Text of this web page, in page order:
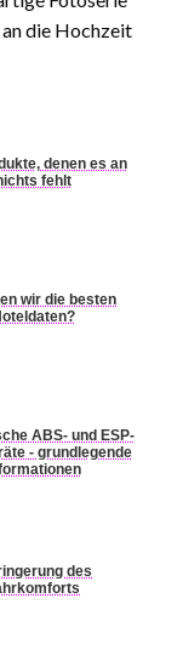
die Hochzeit
denen es an
fehlt
wir die besten
ABS- und ESP-
- grundlegende
des